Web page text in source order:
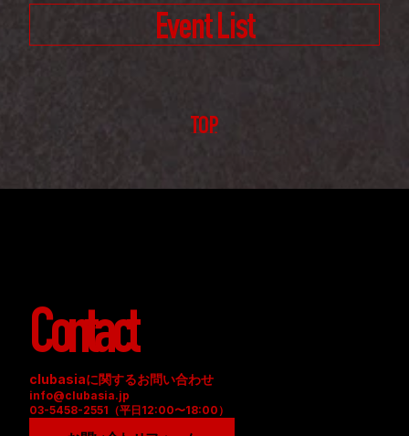
Event List
TOP
Contact
clubasiaに関するお問い合わせ
info@clubasia.jp
03-5458-2551（平日12:00〜18:00）